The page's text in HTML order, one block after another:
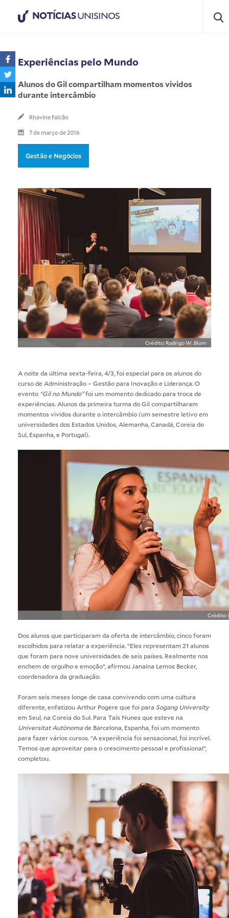
NOTÍCIASUNISINOS
Experiências pelo Mundo
Alunos do Gil compartilham momentos vividos
durante intercâmbio
Rhavine Falcão
7 de março de 2016
Gestão e Negócios
Crédito: Rodrigo W. Blum
A noite da última sexta-feira, 4/3, foi especial para os alunos do
curso de Administração – Gestão para Inovação e Liderança. O
evento “Gil no Mundo”foi um momento dedicado para troca de
experiências. Alunos da primeira turma do Gil compartilharam
momentos vividos durante o intercâmbio (um semestre letivo em
universidades dos Estados Unidos, Alemanha, Canadá, Coreia do
Sul, Espanha, e Portugal).
Crédito:
Dos alunos que participaram da oferta de intercâmbio, cinco foram
escolhidos para relatar a experiência. “Eles representam 21 alunos
que foram para nove universidades de seis países. Realmente nos
enchem de orgulho e emoção”, afirmou Janaína Lemos Becker,
coordenadora da graduação.
Foram seis meses longe de casa convivendo com uma cultura
diferente, enfatizou Arthur Pogere que foi para Sogang University
em Seul, na Coreia do Sul. Para Taís Nunes que esteve na
Universitat Autònomade Barcelona, Espanha, foi um momento
para fazer vários cursos. “A experiência foi sensacional, foi incrível.
Temos que aproveitar para o crescimento pessoal e profissional”,
completou.